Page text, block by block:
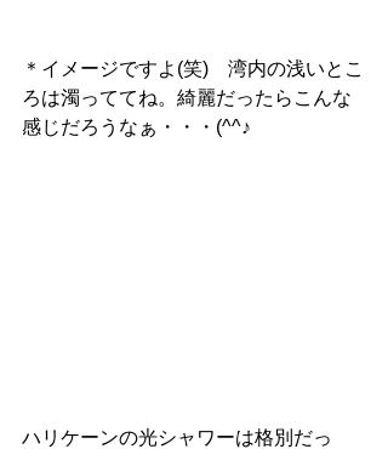
＊イメージですよ(笑)　湾内の浅いとこ
ろは濁っててね。綺麗だったらこんな
感じだろうなぁ・・・(^^♪
ハリケーンの光シャワーは格別だっ